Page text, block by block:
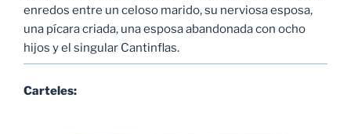
enredos entre un celoso marido, su nerviosa esposa,
una pícara criada, una esposa abandonada con ocho
hijos y el singular Cantinflas.
Carteles: